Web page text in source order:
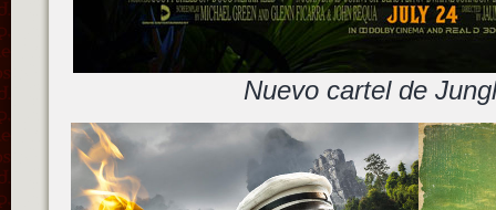
Nuevo cartel de